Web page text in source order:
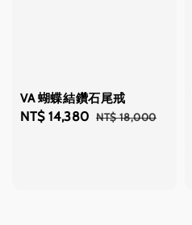
VA 蝴蝶結鑽石尾戒
Sale
NT$ 14,380 Regular
NT$ 18,000